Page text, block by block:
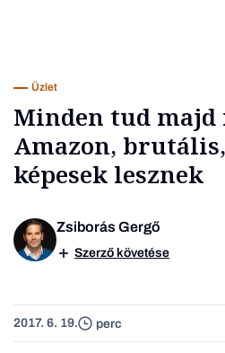
Üzlet
Minden tud
Amazon,
képesek lesznek
Zsiborás Gergő
Szerző követése
2017. 6. 19. perc